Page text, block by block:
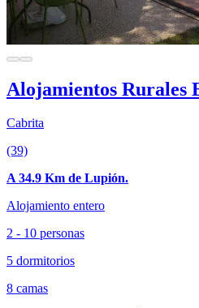
Alojamientos Rurales
Cabrita
(39)
A 34.9 Km de Lupión.
Alojamiento entero
2 - 10 personas
5 dormitorios
8 camas